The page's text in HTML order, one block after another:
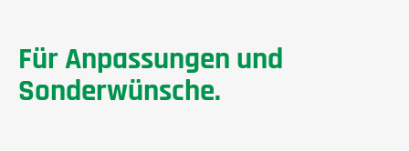
Für Anpassungen und
Sonderwünsche.